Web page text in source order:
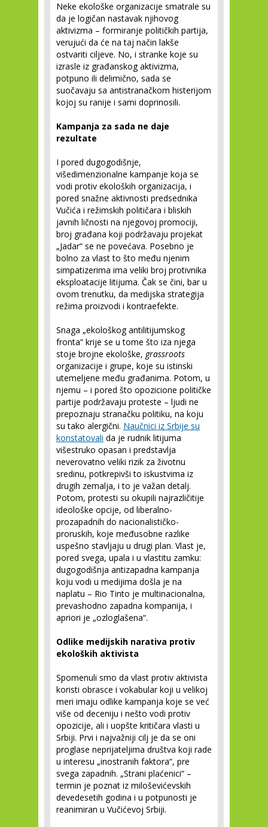
Neke ekološke organizacije smatrale su
da je logičan nastavak njihovog
aktivizma – formiranje političkih partija,
verujući da će na taj način lakše
ostvariti ciljeve. No, i stranke koje su
izrasle iz građanskog aktivizma,
potpuno ili delimično, sada se
suočavaju sa antistranačkom histerijom
kojoj su ranije i sami doprinosili.
Kampanja za sada ne daje
rezultate
I pored dugogodišnje,
višedimenzionalne kampanje koja se
vodi protiv ekoloških organizacija, i
pored snažne aktivnosti predsednika
Vučića i režimskih političara i bliskih
javnih ličnosti na njegovoj promociji,
broj građana koji podržavaju projekat
„Jadar“ se ne povećava. Posebno je
bolno za vlast to što među njenim
simpatizerima ima veliki broj protivnika
eksploatacije litijuma. Čak se čini, bar u
ovom trenutku, da medijska strategija
režima proizvodi i kontraefekte.
Snaga „ekološkog antilitijumskog
fronta“ krije se u tome što iza njega
stoje brojne ekološke, grassroots
organizacije i grupe, koje su istinski
utemeljene među građanima. Potom, u
njemu – i pored što opozicione političke
partije podržavaju proteste – ljudi ne
prepoznaju stranačku politiku, na koju
su tako alergični. Naučnici iz Srbije su
konstatovali da je rudnik litijuma
višestruko opasan i predstavlja
neverovatno veliki rizik za životnu
sredinu, potkrepivši to iskustvima iz
drugih zemalja, i to je važan detalj.
Potom, protesti su okupili najrazličitije
ideološke opcije, od liberalno-
prozapadnih do nacionalističko-
proruskih, koje međusobne razlike
uspešno stavljaju u drugi plan. Vlast je,
pored svega, upala i u vlastitu zamku:
dugogodišnja antizapadna kampanja
koju vodi u medijima došla je na
naplatu – Rio Tinto je multinacionalna,
prevashodno zapadna kompanija, i
apriori je „ozloglašena“.
Odlike medijskih narativa protiv
ekoloških aktivista
Spomenuli smo da vlast protiv aktivista
koristi obrasce i vokabular koji u velikoj
meri imaju odlike kampanja koje se već
više od deceniju i nešto vodi protiv
opozicije, ali i uopšte kritičara vlasti u
Srbiji. Prvi i najvažniji cilj je da se oni
proglase neprijateljima društva koji rade
u interesu „inostranih faktora“, pre
svega zapadnih. „Strani plaćenici“ –
termin je poznat iz miloševićevskih
devedesetih godina i u potpunosti je
reanimiran u Vučićevoj Srbiji.